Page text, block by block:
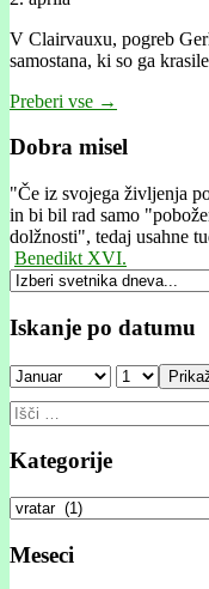
V Clairvauxu, pogreb
samostana, ki so ga
Preberi vse →
Dobra misel
"Če iz svojega življenja
in bi bil rad samo
dolžnosti", tedaj usahne
Benedikt XVI.
Iskanje po datumu
Išči:
Kategorije
Kategorije
Meseci